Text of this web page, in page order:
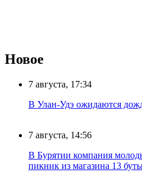
Новое
7 августа, 17:34
В Улан-Удэ ожидаются
7 августа, 14:56
В Бурятии компания
пикник из магазина 13